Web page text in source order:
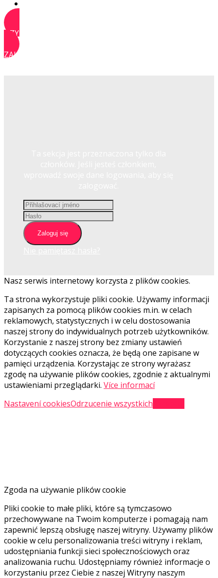
UZYSKAJ DOSTĘP
ZALOGUJ SIĘ
Zaloguj się
Nasz serwis internetowy korzysta z plików cookies.
Ta strona wykorzystuje pliki cookie. Używamy informacji
zapisanych za pomocą plików cookies m.in. w celach
reklamowych, statystycznych i w celu dostosowania
naszej strony do indywidualnych potrzeb użytkowników.
Korzystanie z naszej strony bez zmiany ustawień
dotyczących cookies oznacza, że będą one zapisane w
pamięci urządzenia. Korzystając ze strony wyrażasz
zgodę na używanie plików cookies, zgodnie z aktualnymi
ustawieniami przeglądarki. Více informací
Nastavení cookiesOdrzucenie wszystkich
Zgoda na używanie plików cookie
Pliki cookie to małe pliki, które są tymczasowo
przechowywane na Twoim komputerze i pomagają nam
zapewnić lepszą obsługę naszej witryny. Używamy plików
cookie w celu personalizowania treści witryny i reklam,
udostępniania funkcji sieci społecznościowych oraz
analizowania ruchu. Udostępniamy również informacje o
korzystaniu przez Ciebie z naszej Witryny naszym